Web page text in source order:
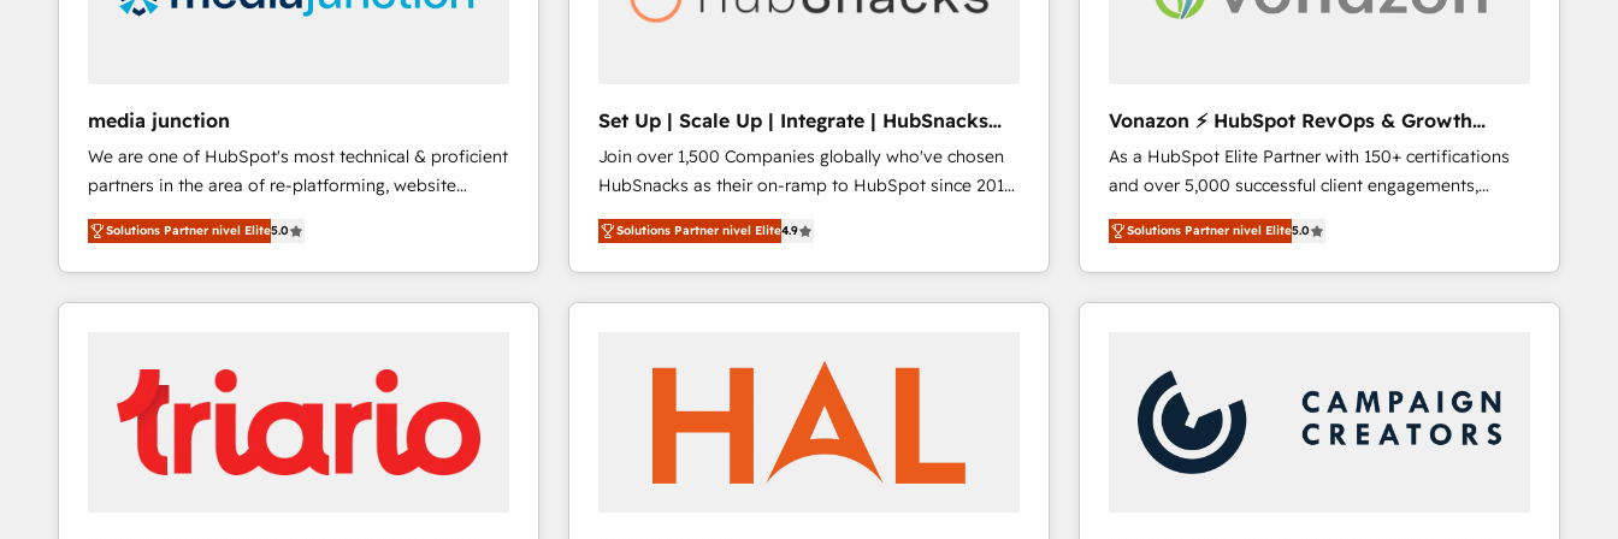
future.” Others agree it is proof of trust built through
media junction
We are one of HubSpot's most technical & proficient
partners in the area of re-platforming, website
design & development. We specialize in multi-hub
implementations for mid-market & enterprise
companies. We are woman-owned, powered by
coffee, and we ❤️ dogs. We produce award-winning
Award 🏆2022 Platform Migration Excellence Impact
Award 🏆2020 Elite Solutions Partner 🏆2019
Integrations HubSpot Impact Award 🏆2019
Marketing Enablement HubSpot Impact Award 🏆
Solutions Partner nivel Elite5.0
Set Up | Scale Up | Integrate | HubSnacks
FlexPlan
Join over 1,500 Companies globally who've chosen
HubSnacks as their on-ramp to HubSpot since 2014
Simple pay-as-you-go plans that accelerate value...
1️⃣ Set Up | Onboarding New or Check-fixing existing
HubSpot portals 2️⃣ Scale Up | 100% HubSpot Task
Execution... Global 24/7 ... All Experts 3️⃣ Integrate |
Slash months from your API Integration project... ⬅️
Click "Contact Business" ⬅️ to access 150+ Kickstart
Integration templates that put HubSpot in the center
of your tech stack, syncing... 🛍️ Shopify or
WooCommerce 💲 Stripe or Paypal 💰 Sage or
Solutions Partner nivel Elite4.9
Vonazon ⚡ HubSpot RevOps & Growth
Strategy Experts
As a HubSpot Elite Partner with 150+ certifications
and over 5,000 successful client engagements,
Vonazon turns marketing complexity into
measurable, scalable growth. From onboarding to
enterprise-grade campaigns, our in-house team
builds scalable strategies that drive long-term
Complex platform migrations and data cleanups •
Custom APIs and third-party integrations 📈 End-to-
End Revenue Acceleration • Lifecycle marketing and
pipeline growth programs • Sales enablement tools
Solutions Partner nivel Elite5.0